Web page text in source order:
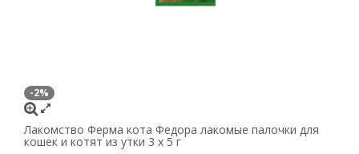
-2%
Лакомство Ферма кота Федора лакомые палочки для
кошек и котят из утки 3 х 5 г